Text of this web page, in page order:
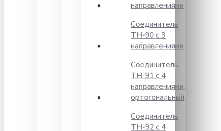
направлениями
Соединитель
TH-90 с 3
направлениями
Соединитель
TH-91 с 4
направлениями,
ортогональный
Соединитель
TH-92 с 4